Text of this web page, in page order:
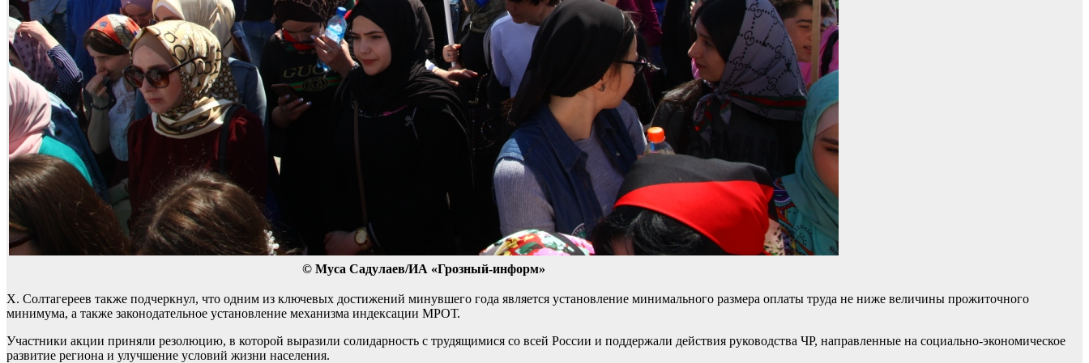
© Муса Садулаев/ИА «Грозный-информ»
Х. Солтагереев также подчеркнул, что одним из ключевых достижений минувшего года является установление минимального размера оплаты труда не ниже величины прожиточного
минимума, а также законодательное установление механизма индексации МРОТ.
Участники акции приняли резолюцию, в которой выразили солидарность с трудящимися со всей России и поддержали действия руководства ЧР, направленные на социально-экономическое
развитие региона и улучшение условий жизни населения.